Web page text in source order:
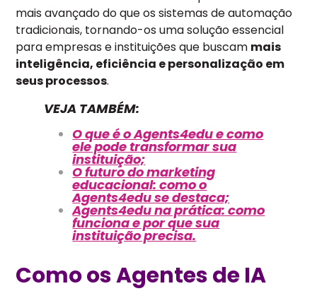
mais avançado do que os sistemas de automação
tradicionais, tornando-os uma solução essencial
para empresas e instituições que buscam mais
inteligência, eficiência e personalização em
seus processos.
VEJA TAMBÉM:
O que é o Agents4edu e como
ele pode transformar sua
instituição;
O futuro do marketing
educacional: como o
Agents4edu se destaca;
Agents4edu na prática: como
funciona e por que sua
instituição precisa.
Como os Agentes de IA